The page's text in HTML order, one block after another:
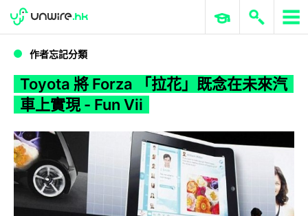
WWDC 2026 ERP 與商業 AI
作者忘記分類
Toyota 將 Forza 「拉花」既念在未來汽
車上實現 - Fun Vii